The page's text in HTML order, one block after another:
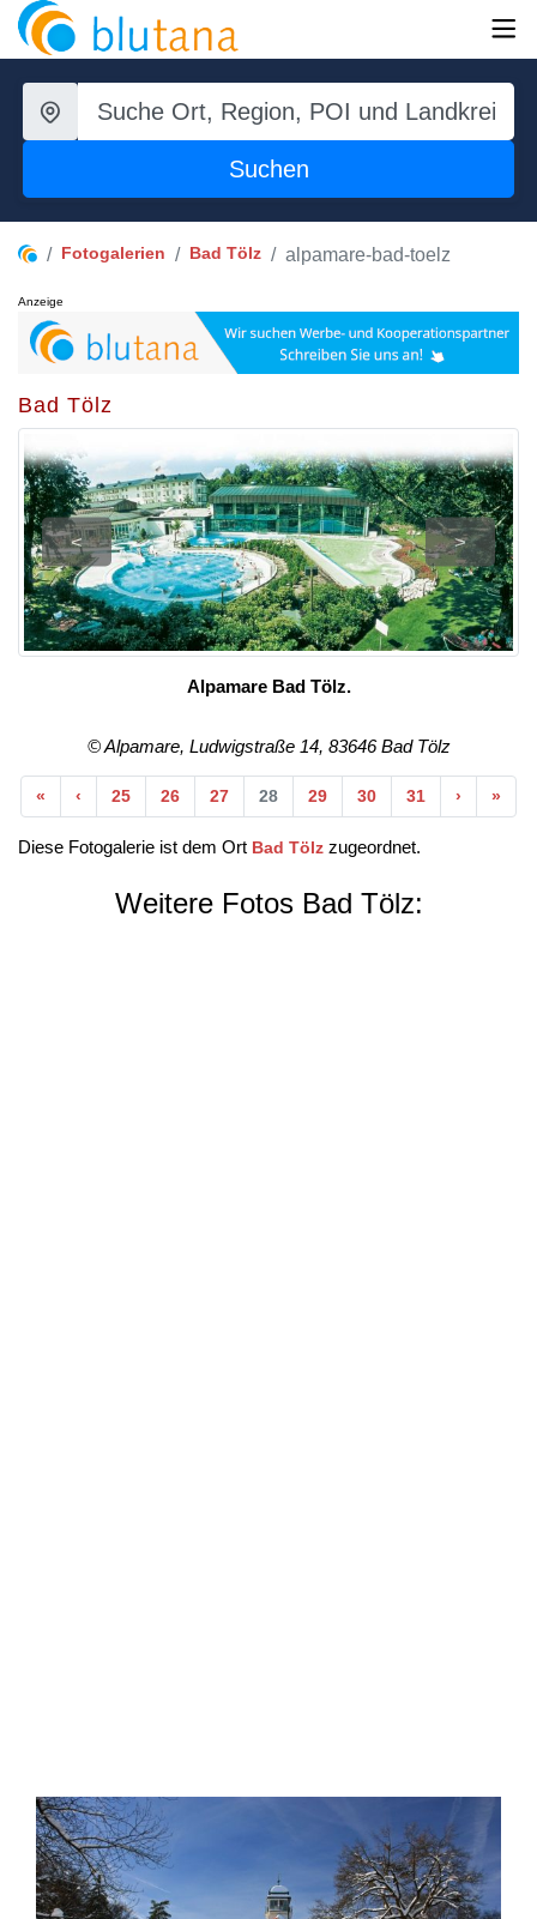
Suchen
Fotogalerien Bad Tölz alpamare-bad-toelz
Anzeige
Bad Tölz
< >
Alpamare Bad Tölz.
© Alpamare, Ludwigstraße 14, 83646 Bad Tölz
« Anfang
‹ Vorherige
25 26 27 28 29 30 31 › Nächste
»
Diese Fotogalerie ist dem Ort Bad Tölz zugeordnet.
Weitere Fotos Bad Tölz: